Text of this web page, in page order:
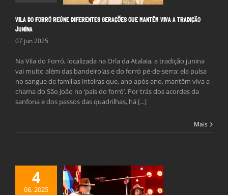
VILA DO FORRÓ REÚNE DIFERENTES GERAÇÕES QUE MANTÊM VIVA A TRADIÇÃO
JUNINA
07 jun 2025
Na Vila do Forró, localizada na Orla da Atalaia, a tradição junina
vai muito além das bandeirolas e do forró pé-de-serra: ela pulsa
no sangue de famílias inteiras que, ano após ano, mantêm viva a
chama do São João no ‘país do forró’. Por trás dos acordes da
sanfona e dos passos das quadrilhas, há [...]
Mais
4
06, 2025
noite do Forró